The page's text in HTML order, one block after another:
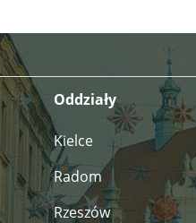
Oddziały
Kielce
Radom
Rzeszów